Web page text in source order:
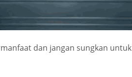
dan jangan sungkan untuk